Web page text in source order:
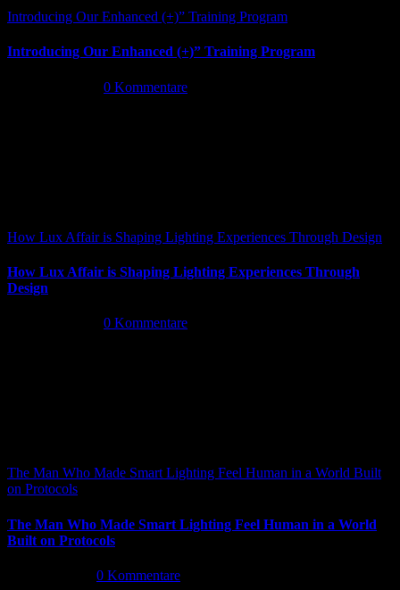
Introducing Our Enhanced (+)” Training Program
Introducing Our Enhanced (+)” Training Program
0 Kommentare
How Lux Affair is Shaping Lighting Experiences Through Design
How Lux Affair is Shaping Lighting Experiences Through
Design
0 Kommentare
The Man Who Made Smart Lighting Feel Human in a World Built
on Protocols
The Man Who Made Smart Lighting Feel Human in a World
Built on Protocols
0 Kommentare